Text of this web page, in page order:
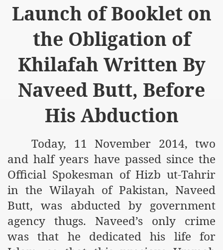
Launch of Booklet on
the Obligation of
Khilafah Written By
Naveed Butt, Before
His Abduction
Today, 11 November 2014, two
and half years have passed since the
Official Spokesman of Hizb ut-Tahrir
in the Wilayah of Pakistan, Naveed
Butt, was abducted by government
agency thugs. Naveed’s only crime
was that he dedicated his life for